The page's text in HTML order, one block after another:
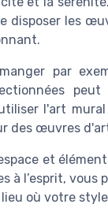
disposer les
par
l'art
des œuvres
et
à l’esprit,
où votre